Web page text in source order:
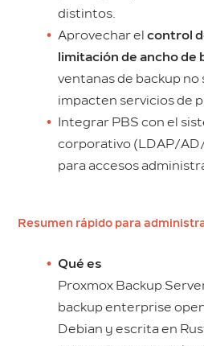
distintos.
Aprovechar elcontrol
limitación de ancho de
ventanas de backup no
impacten servicios de
Integrar PBS con el
corporativo (LDAP/
para accesos
Resumen rápido para
Qué es
Proxmox Backup
backup enterprise
Debian y escrita en